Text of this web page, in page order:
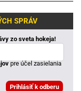
SPRÁV
zo sveta hokeja!
pre účel zasielania